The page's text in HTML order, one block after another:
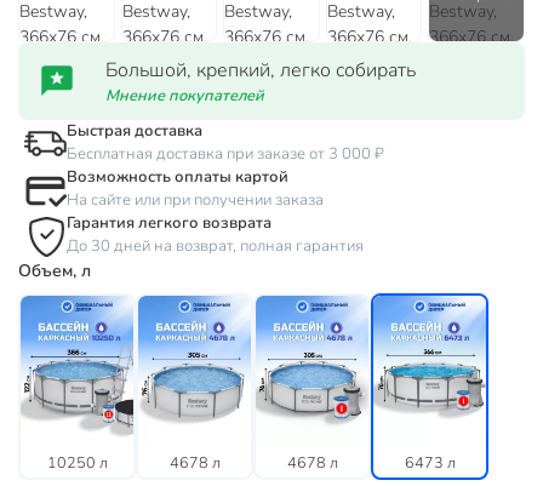
Большой, крепкий, легко собирать
Мнение покупателей
Быстрая доставка
Бесплатная доставка при заказе от 3 000 ₽
Возможность оплаты картой
На сайте или при получении заказа
Гарантия легкого возврата
До 30 дней на возврат, полная гарантия
Объем, л
10250 л 4678 л 4678 л 6473 л